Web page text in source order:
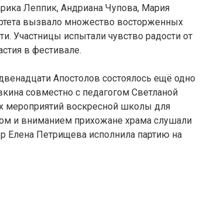
Леппик, Андриана Чупова, Мария
вызвало множество восторженных
Участницы испытали чувство радости от
в фестивале.
Апостолов состоялось ещё одно
совместно с педагогом Светланой
мероприятий воскресной школы для
и вниманием прихожане храма слушали
Елена Петрищева исполнила партию на